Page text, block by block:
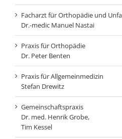
Facharzt für Orthopädie und
Dr.-medic Manuel Nastai
Praxis für Orthopädie
Dr. Peter Benten
Praxis für Allgemeinmedizin
Stefan Drewitz
Gemeinschaftspraxis
Dr. med. Henrik Grobe,
Tim Kessel